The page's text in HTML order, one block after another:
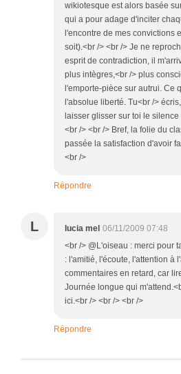
wikiotesque est alors basée
qui a pour adage d'inciter
l'encontre de mes convictions
soit).<br /> <br /> Je ne
esprit de contradiction, il
plus intègres,<br /> plus
l'emporte-pièce sur autrui. Ce
l'absolue liberté. Tu<br />
laisser glisser sur toi le
<br /> <br /> Bref, la folie du
passée la satisfaction d'avoir
<br />
Répondre
L lucia mel 06/11/2009 07:48
<br /> @L'oiseau : merci pour
: l'amitié, l'écoute, l'attention à
commentaires en retard, car
Journée longue qui
ici.<br /> <br /> <br />
Répondre